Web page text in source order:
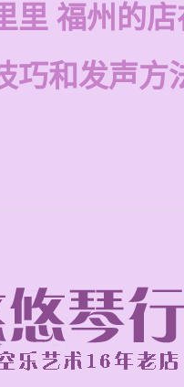
里 福州的
巧和发声方